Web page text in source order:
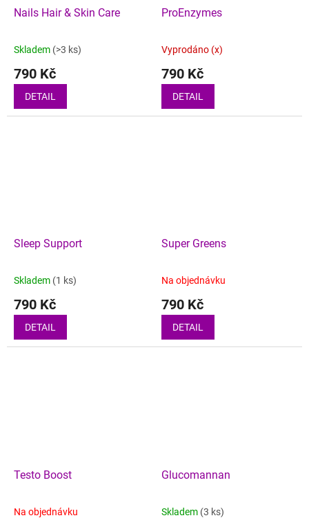
Nails Hair & Skin Care
Skladem (>3 ks)
790 Kč
DETAIL
ProEnzymes
Vyprodáno (x)
790 Kč
DETAIL
Sleep Support
Skladem (1 ks)
790 Kč
DETAIL
Super Greens
Na objednávku
790 Kč
DETAIL
Testo Boost
Na objednávku
Glucomannan
Skladem (3 ks)